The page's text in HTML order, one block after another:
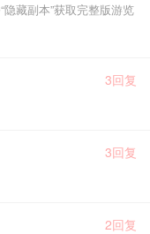
隐藏副本”获取完整版游览
3回复
3回复
2回复